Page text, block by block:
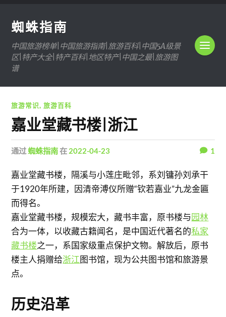
蜘蛛指南
中国旅游榜单|中国旅游指南|旅游百科|中国5A级景
区|特产大全|特产百科|地区特产|中国之最|旅游图
谱
旅游常识,旅游百科
嘉业堂藏书楼|浙江
通过蜘蛛指南在 2022-04-23 1
嘉业堂藏书楼，隔溪与小莲庄毗邻，系刘镛孙刘承干
于1920年所建，因清帝溥仪所赠“钦若嘉业”九龙金匾
而得名。
嘉业堂藏书楼，规模宏大，藏书丰富，原书楼与园林
合为一体，以收藏古籍闻名，是中国近代著名的私家
藏书楼之一，系国家级重点保护文物。解放后，原书
楼主人捐赠给浙江图书馆，现为公共图书馆和旅游景
点。
历史沿革